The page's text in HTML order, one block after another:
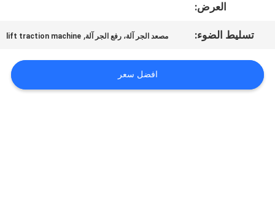
أخبار
العرض:
تسليط الضوء: مصعد الجر آلة، رفع الجر آلة,
lift traction machine
افضل سعر